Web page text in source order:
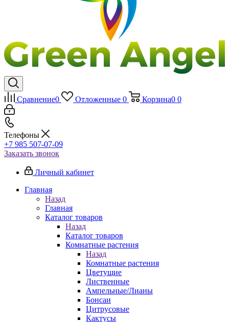
Сравнение0 Отложенные 0 Корзина0 0
Телефоны
+7 985 507-07-09
Заказать звонок
Личный кабинет
Главная
Назад
Главная
Каталог товаров
Назад
Каталог товаров
Комнатные растения
Назад
Комнатные растения
Цветущие
Лиственные
Ампельные/Лианы
Бонсаи
Цитрусовые
Кактусы